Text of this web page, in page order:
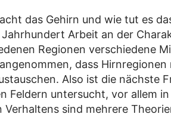
das Gehirn und wie tut es
Arbeit an der
Regionen verschiedene
dass
Also ist die nächste
Feldern untersucht, vor allem
sind mehrere